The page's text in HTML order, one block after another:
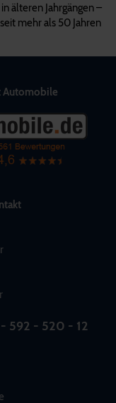
älteren Jahrgängen –
mehr als 50 Jahren
Automobile
592 - 520 - 12